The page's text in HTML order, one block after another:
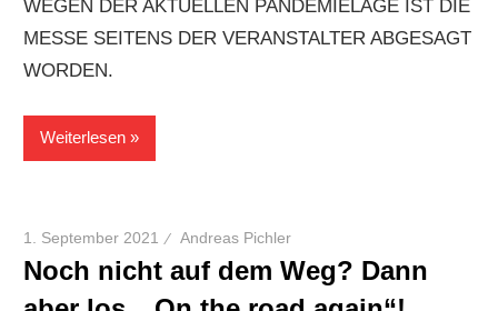
WEGEN DER AKTUELLEN PANDEMIELAGE IST DIE
MESSE SEITENS DER VERANSTALTER ABGESAGT
WORDEN.
Weiterlesen
1. September 2021 Andreas Pichler
Noch nicht auf dem Weg? Dann